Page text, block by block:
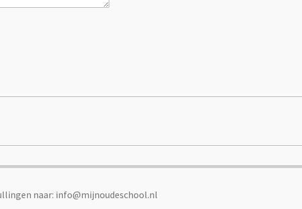
naar: info@mijnoudeschool.nl